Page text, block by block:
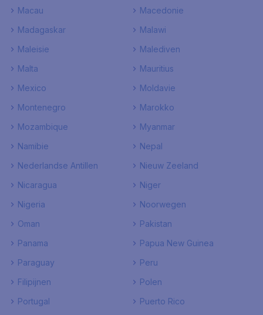
Macau
Macedonie
Madagaskar
Malawi
Maleisie
Malediven
Malta
Mauritius
Mexico
Moldavie
Montenegro
Marokko
Mozambique
Myanmar
Namibie
Nepal
Nederlandse Antillen
Nieuw Zeeland
Nicaragua
Niger
Nigeria
Noorwegen
Oman
Pakistan
Panama
Papua New Guinea
Paraguay
Peru
Filipijnen
Polen
Portugal
Puerto Rico